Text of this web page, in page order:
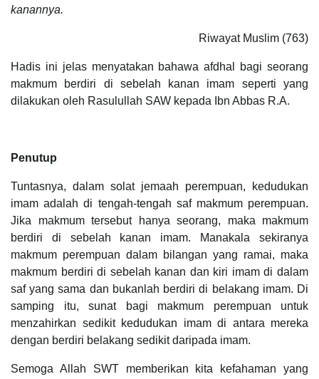
kanannya.
Riwayat Muslim (763)
Hadis ini jelas menyatakan bahawa afdhal bagi seorang
makmum berdiri di sebelah kanan imam seperti yang
dilakukan oleh Rasulullah SAW kepada Ibn Abbas R.A.
Penutup
Tuntasnya, dalam solat jemaah perempuan, kedudukan
imam adalah di tengah-tengah saf makmum perempuan.
Jika makmum tersebut hanya seorang, maka makmum
berdiri di sebelah kanan imam. Manakala sekiranya
makmum perempuan dalam bilangan yang ramai, maka
makmum berdiri di sebelah kanan dan kiri imam di dalam
saf yang sama dan bukanlah berdiri di belakang imam. Di
samping itu, sunat bagi makmum perempuan untuk
menzahirkan sedikit kedudukan imam di antara mereka
dengan berdiri belakang sedikit daripada imam.
Semoga Allah SWT memberikan kita kefahaman yang